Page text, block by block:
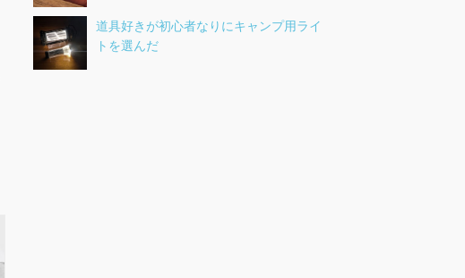
道具好きが初心者なりにキャンプ用ライ
トを選んだ